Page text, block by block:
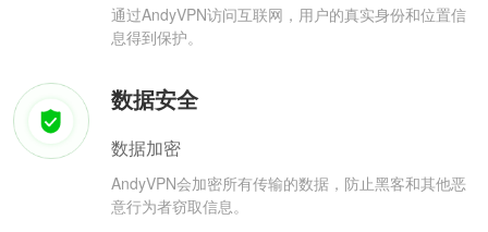
通过AndyVPN访问互联网，用户的真实身份和位置信
息得到保护。
数据安全
数据加密
AndyVPN会加密所有传输的数据，防止黑客和其他恶
意行为者窃取信息。